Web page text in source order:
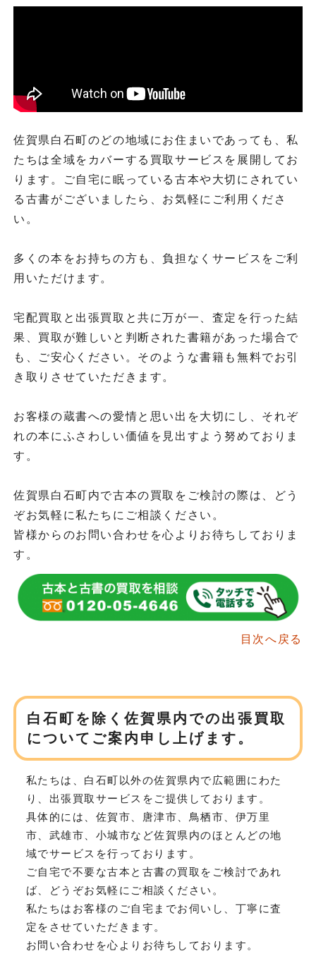
佐賀県白石町のどの地域にお住まいであっても、私
たちは全域をカバーする買取サービスを展開してお
ります。ご自宅に眠っている古本や大切にされてい
る古書がございましたら、お気軽にご利用くださ
い。
多くの本をお持ちの方も、負担なくサービスをご利
用いただけます。
宅配買取と出張買取と共に万が一、査定を行った結
果、買取が難しいと判断された書籍があった場合で
も、ご安心ください。そのような書籍も無料でお引
き取りさせていただきます。
お客様の蔵書への愛情と思い出を大切にし、それぞ
れの本にふさわしい価値を見出すよう努めておりま
す。
佐賀県白石町内で古本の買取をご検討の際は、どう
ぞお気軽に私たちにご相談ください。
皆様からのお問い合わせを心よりお待ちしておりま
す。
目次へ戻る
白石町を除く佐賀県内での出張買取
についてご案内申し上げます。
私たちは、白石町以外の佐賀県内で広範囲にわた
り、 出張買取サービスをご提供しております。
具体的には、佐賀市、唐津市、鳥栖市、伊万里
市、武雄市、小城市など佐賀県内のほとんどの地
域でサービスを行っております。
ご自宅で不要な古本と古書の買取をご検討であれ
ば、どうぞお気軽にご相談ください。
私たちはお客様のご自宅までお伺いし、丁寧に査
定をさせていただきます。
お問い合わせを心よりお待ちしております。